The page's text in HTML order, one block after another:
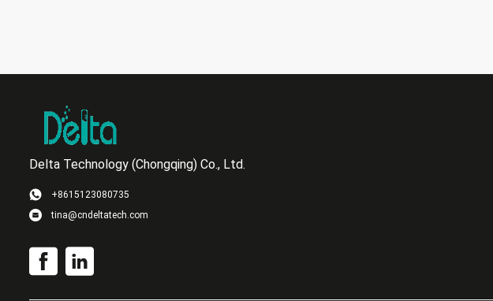
Delta Technology (Chongqing) Co., Ltd.
+8615123080735
tina@cndeltatech.com